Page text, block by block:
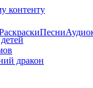
контенту
Песни
дракон